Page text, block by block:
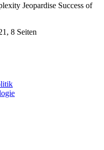
Jeopardise Success of
8 Seiten